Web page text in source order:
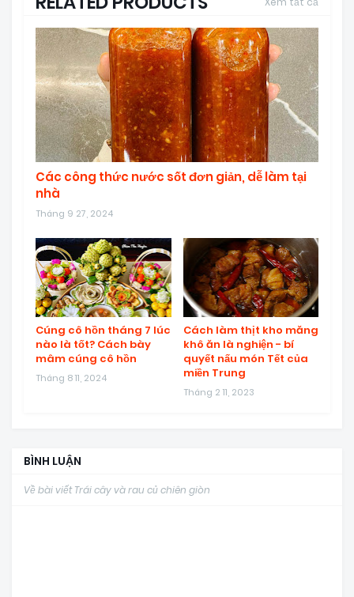
Các công thức nước sốt đơn giản, dễ làm tại
nhà
Tháng 9 27, 2024
Cúng cô hồn tháng 7 lúc
nào là tốt? Cách bày
mâm cúng cô hồn
Tháng 8 11, 2024
Cách làm thịt kho măng
khô ăn là nghiện - bí
quyết nấu món Tết của
miền Trung
Tháng 2 11, 2023
BÌNH LUẬN
Về bài viết Trái cây và rau củ chiên giòn